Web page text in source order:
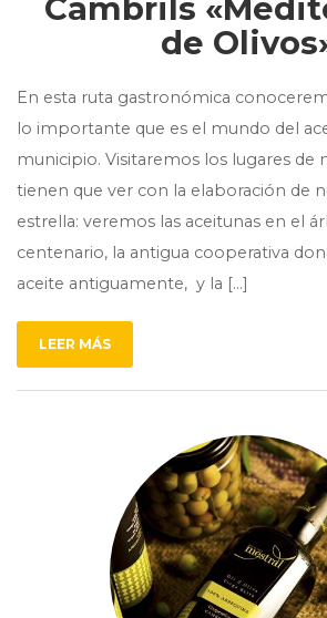
Cambrils
de
En esta ruta gastronómica
lo importante que es el mundo del
municipio. Visitaremos los lugares de
tienen que ver con la elaboración de
estrella: veremos las aceitunas en el
centenario, la antigua cooperativa
aceite antiguamente, y la […]
LEER MÁS